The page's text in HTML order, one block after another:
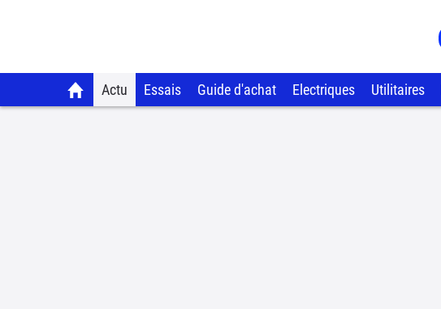
Actu Essais Guide d'achat Electriques Utilitaires